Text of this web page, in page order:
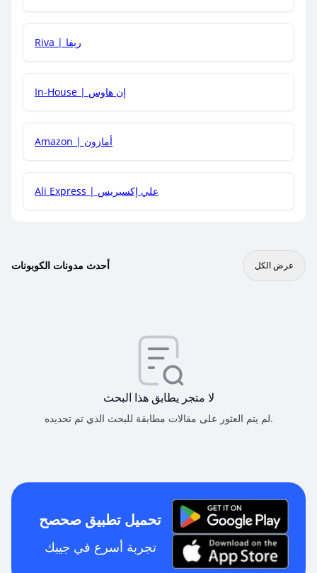
هل يمكنني جمع كود خصم مع العروض الأخرى؟
Riva | ريفا
In-House | إن هاوس
Amazon | أمازون
Ali Express | علي إكسبريس
أحدث مدونات الكوبونات عرض الكل
لا متجر يطابق هذا البحث
لم يتم العثور على مقالات مطابقة للبحث الذي تم تحديده.
تحميل تطبيق صحصح
تجربة أسرع في جيبك